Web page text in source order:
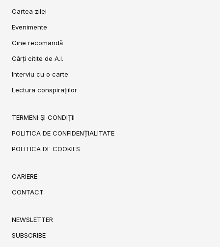
Cartea zilei
Evenimente
Cine recomandă
Cărți citite de A.I.
Interviu cu o carte
Lectura conspirațiilor
TERMENI ȘI CONDIȚII
POLITICA DE CONFIDENȚIALITATE
POLITICA DE COOKIES
CARIERE
CONTACT
NEWSLETTER
SUBSCRIBE